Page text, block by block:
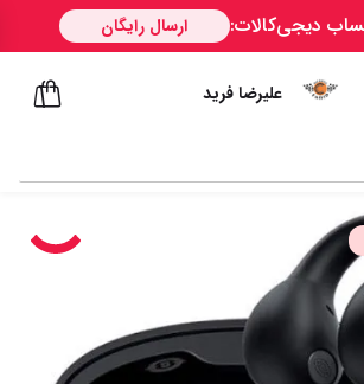
علیرضا فرید